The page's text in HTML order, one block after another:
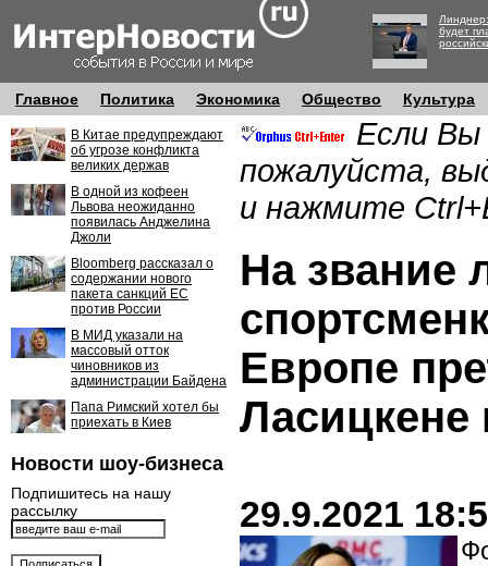
будет
Главное Политика Экономика Общество Культура
В Китае предупреждают
об угрозе конфликта
великих держав
В одной из кофеен
Львова неожиданно
появилась Анджелина
Джоли
Bloomberg рассказал о
содержании нового
пакета санкций ЕС
против России
В МИД указали на
массовый отток
чиновников из
администрации Байдена
Папа Римский хотел бы
приехать в Киев
Новости шоу-бизнеса
Подпишитесь на нашу
рассылку
Если Вы
пожалуйста,
и нажмите
На звание
Европе
29.9.2021